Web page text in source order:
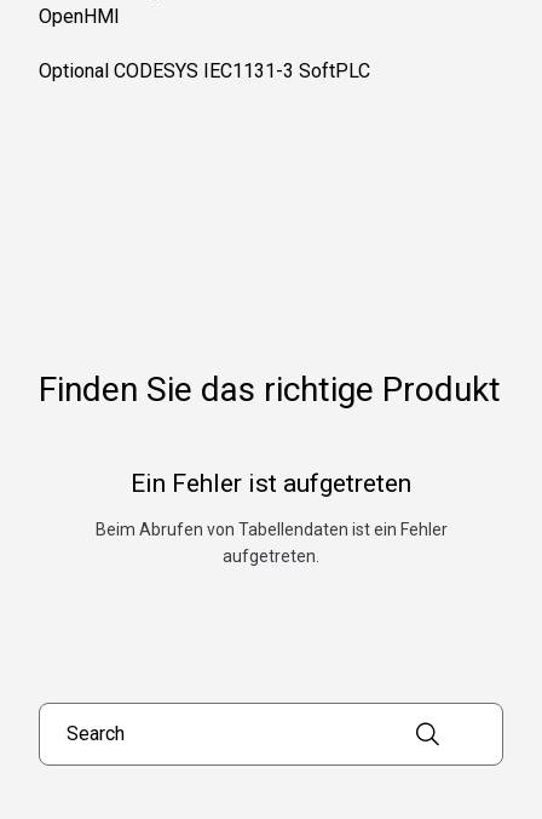
OpenHMI
Optional CODESYS IEC1131-3 SoftPLC
Finden Sie das richtige Produkt
Search products
Ein Fehler ist aufgetreten
Beim Abrufen von Tabellendaten ist ein Fehler
aufgetreten.